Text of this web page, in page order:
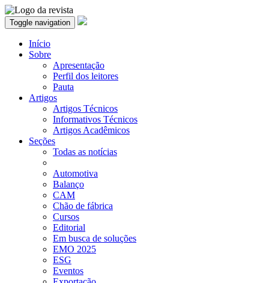
Toggle navigation
Início
Sobre
Apresentação
Perfil dos leitores
Pauta
Artigos
Artigos Técnicos
Informativos Técnicos
Artigos Acadêmicos
Seções
Todas as notícias
Automotiva
Balanço
CAM
Chão de fábrica
Cursos
Editorial
Em busca de soluções
EMO 2025
ESG
Eventos